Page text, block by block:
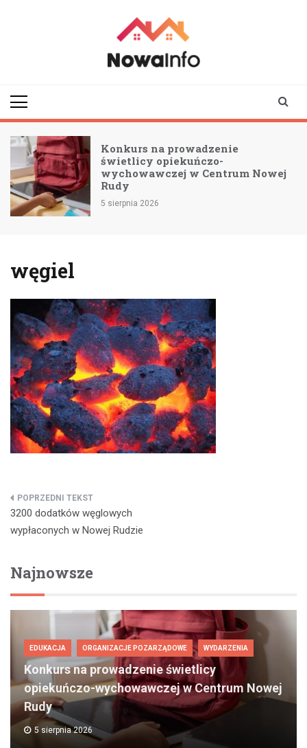
Konkurs na prowadzenie
świetlicy opiekuńczo-
wychowawczej w Centrum Nowej
Rudy
5 sierpnia 2026
węgiel
Nawigacja
wpisu
3200 dodatków węglowych
wypłaconych w Nowej Rudzie
Najnowsze
EDUKACJA ORGANIZACJE POZARZĄDOWE WYDARZENIA
Konkurs na prowadzenie świetlicy
opiekuńczo-wychowawczej w Centrum Nowej
Rudy
5 sierpnia 2026